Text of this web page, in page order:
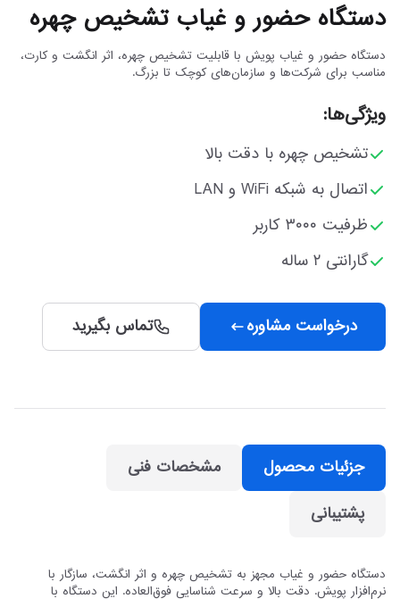
دستگاه حضور و غیاب تشخیص چهره
دستگاه حضور و غیاب پویش با قابلیت تشخیص چهره، اثر انگشت و کارت،
مناسب برای شرکت‌ها و سازمان‌های کوچک تا بزرگ.
ویژگی‌ها:
تشخیص چهره با دقت بالا
اتصال به شبکه WiFi و LAN
ظرفیت ۳۰۰۰ کاربر
گارانتی ۲ ساله
درخواست مشاوره تماس بگیرید
جزئیات محصول
مشخصات فنی
پشتیبانی